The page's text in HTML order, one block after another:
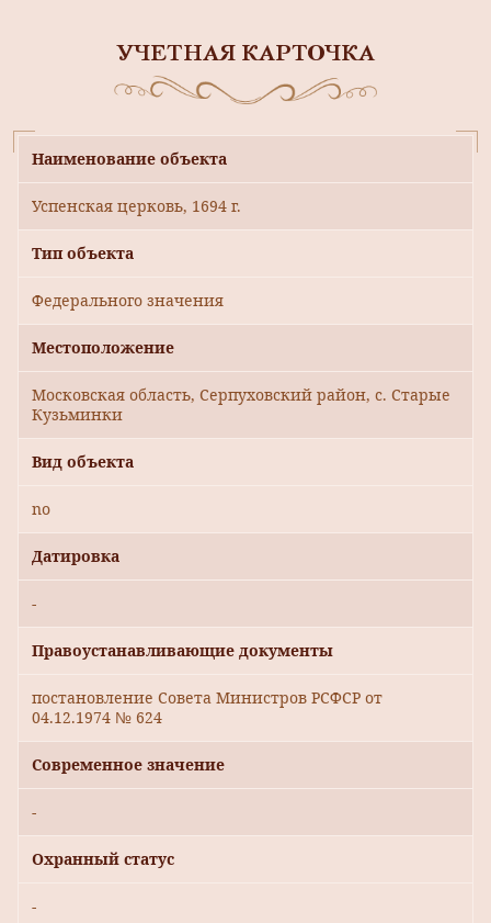
УЧЕТНАЯ КАРТОЧКА
Наименование объекта
Успенская церковь, 1694 г.
Тип объекта
Федерального значения
Местоположение
Московская область, Серпуховский район, с. Старые
Кузьминки
Вид объекта
no
Датировка
-
Правоустанавливающие документы
постановление Совета Министров РСФСР от
04.12.1974 № 624
Современное значение
-
Охранный статус
-